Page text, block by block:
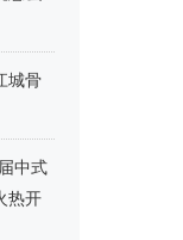
城骨
中式
热开